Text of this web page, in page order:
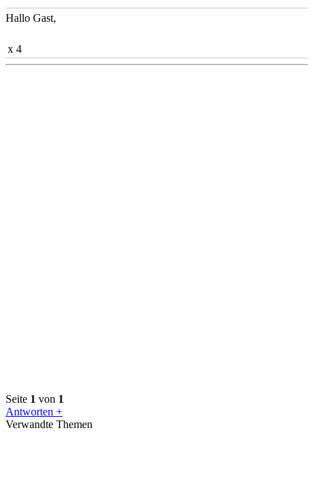
Hallo Gast,
x 4
Seite 1 von 1
Antworten +
Verwandte Themen